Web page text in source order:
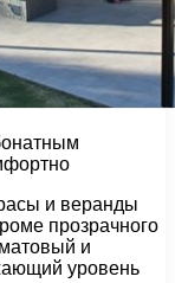
и веранды
прозрачного
и
уровень